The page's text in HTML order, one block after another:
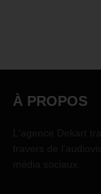
À PROPOS